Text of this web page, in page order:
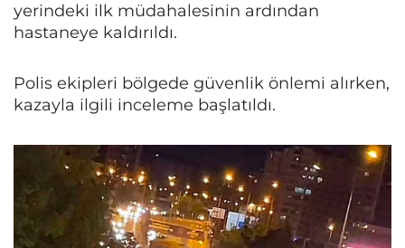
yerindeki ilk müdahalesinin ardından
hastaneye kaldırıldı.
Polis ekipleri bölgede güvenlik önlemi alırken,
kazayla ilgili inceleme başlatıldı.